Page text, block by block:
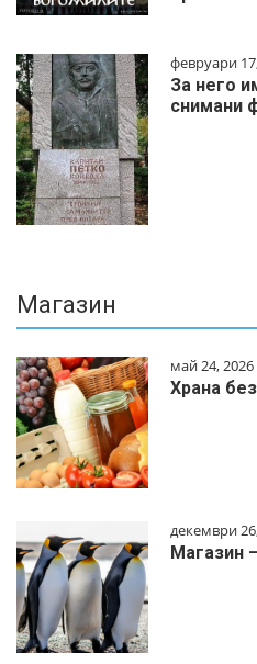
февруари
За него
снимани
Магазин
май 24, 2026
Храна
декември
Магазин